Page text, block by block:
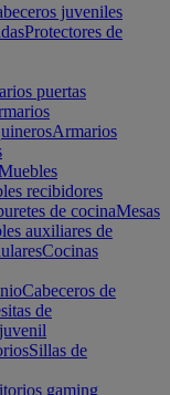
juveniles
Protectores de
puertas
Armarios
recibidores
de cocinaMesas
auxiliares de
Cocinas
Cabeceros de
de
Sillas de
gaming